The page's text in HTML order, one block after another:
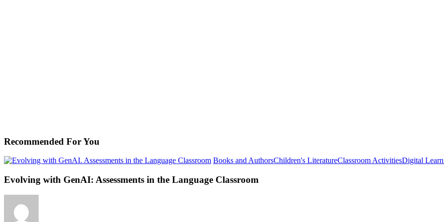
Recommended For You
Books and AuthorsChildren's LiteratureClassroom ActivitiesDigital
Evolving with GenAI: Assessments in the Language Classroom